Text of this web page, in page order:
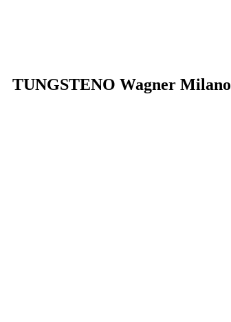
TUNGSTENO Wagner Milano